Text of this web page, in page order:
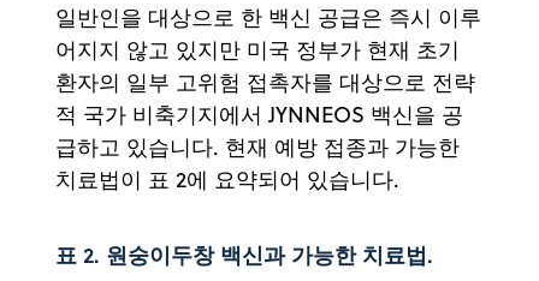
일반인을 대상으로 한 백신 공급은 즉시 이루
어지지 않고 있지만 미국 정부가 현재 초기
환자의 일부 고위험 접촉자를 대상으로 전략
적 국가 비축기지에서 JYNNEOS 백신을 공
급하고 있습니다. 현재 예방 접종과 가능한
치료법이 표 2에 요약되어 있습니다.
표 2. 원숭이두창 백신과 가능한 치료법.